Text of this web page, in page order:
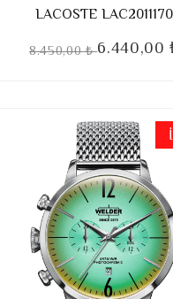
LACOSTE LAC2011170
8.450,00 ₺6.440,00